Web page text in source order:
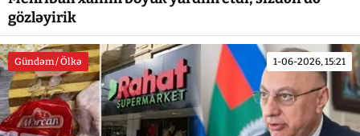
gözləyirik
Gündəm / Ölkə 1-06-2026, 15:21